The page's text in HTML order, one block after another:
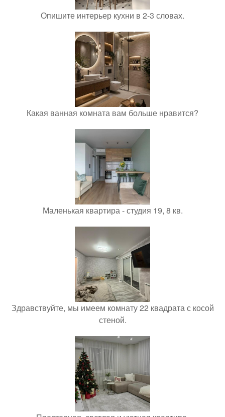
Опишите интерьер кухни в 2-3 словах.
Какая ванная комната вам больше нравится?
Маленькая квартира - студия 19, 8 кв.
Здравствуйте, мы имеем комнату 22 квадрата с косой
стеной.